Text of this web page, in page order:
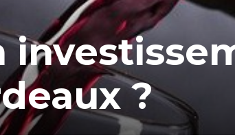
?